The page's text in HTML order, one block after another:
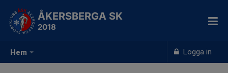
Hem Logga in
ÅKERSBERGA SK
2018